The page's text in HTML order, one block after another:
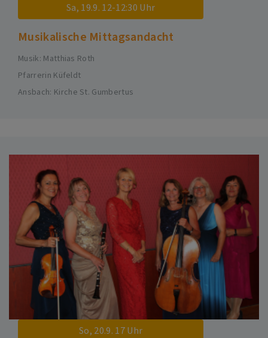
Sa, 19.9. 12-12:30 Uhr
Musikalische Mittagsandacht
Musik: Matthias Roth
Pfarrerin Küfeldt
Ansbach Kirche St. Gumbertus
So, 20.9. 17 Uhr